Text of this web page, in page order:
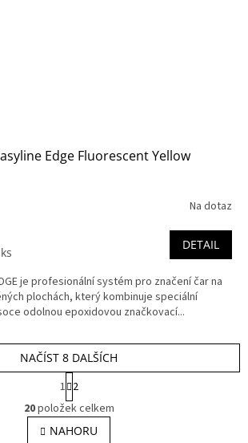
Edge Fluorescent Yellow
Na dotaz
DETAIL
je profesionální systém pro značení čar na
plochách, který kombinuje speciální
odolnou epoxidovou značkovací...
O
v
l
NAČÍST 8 DALŠÍCH
S
t
r
á
n
1 2
20položek celkem
NAHORU